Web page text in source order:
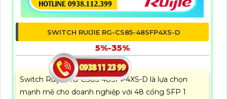
SWITCH RUIJIE RG-CS85-48SFP4XS-D
5%-35%
00 ₫
Switch Ruijie RG-CS85-48SFP4XS-D là lựa chọn
mạnh mẽ cho doanh nghiệp với 48 cổng SFP 1